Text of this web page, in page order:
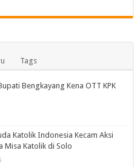
Tags
Bengkayang Kena OTT KPK
Katolik Indonesia Kecam Aksi
Misa Katolik di Solo